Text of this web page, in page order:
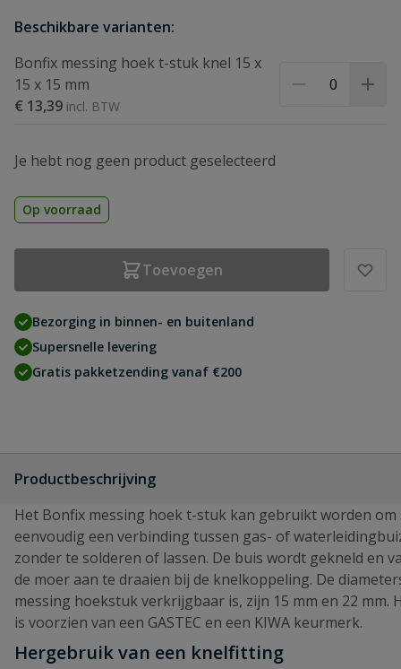
Beschikbare varianten:
Bonfix messing hoek t-stuk knel 15 x
15 x 15 mm
€ 13,39
Je hebt nog geen product geselecteerd
Op voorraad
Toevoegen
Bezorging in binnen- en buitenland
Supersnelle levering
Gratis pakketzending vanaf €200
Productbeschrijving
Het Bonfix messing hoek t-stuk kan gebruikt worden om
eenvoudig een verbinding tussen gas- of
zonder te solderen of lassen. De buis wordt gekneld en
de moer aan te draaien bij de knelkoppeling. De
messing hoekstuk verkrijgbaar is, zijn 15 mm en 22 mm.
is voorzien van een GASTEC en een KIWA keurmerk.
Hergebruik van een knelfitting